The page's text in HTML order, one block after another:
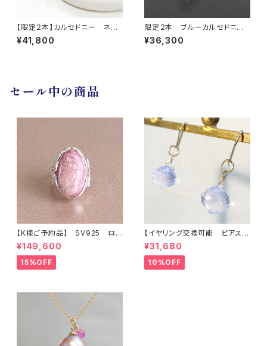
【限定２本】カルセドニー ネッ
クレス
¥41,800
限定２本 ブルーカルセドニ
ー ネックレス
¥36,300
セール中の商品
【K様ご予約品】 SV925 ロ
ードクロサイト インカロー
ズ リング
¥149,600
15%OFF
【イヤリング交換可能 ピアス】
アメシスティンクォーツ
¥31,680
10%OFF